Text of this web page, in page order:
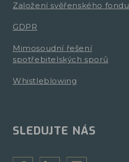
Založení svěřenského fondu
GDPR
Mimosoudní řešení
spotřebitelských sporů
Whistleblowing
SLEDUJTE NÁS